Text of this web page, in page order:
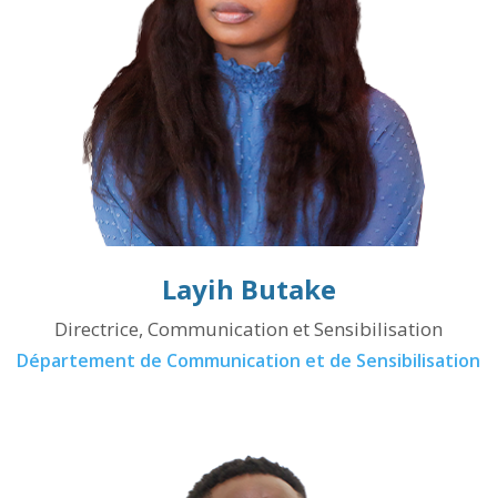
Layih Butake
Directrice, Communication et Sensibilisation
Département de Communication et de Sensibilisation